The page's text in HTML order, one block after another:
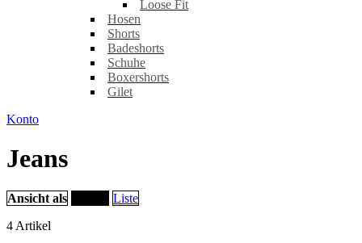
Loose Fit
Hosen
Shorts
Badeshorts
Schuhe
Boxershorts
Gilet
Konto
Jeans
Ansicht als
Liste
4 Artikel